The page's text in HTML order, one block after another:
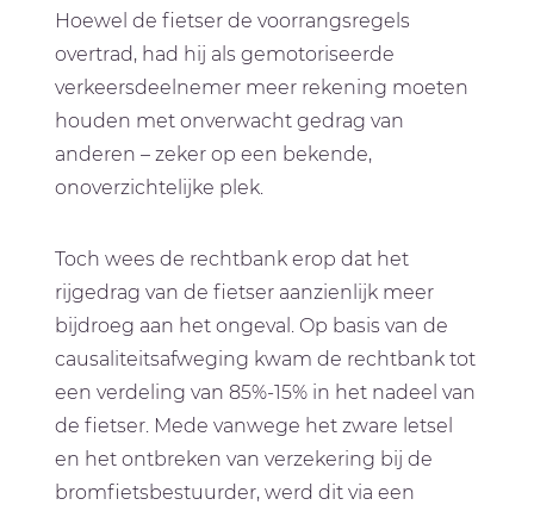
Hoewel de fietser de voorrangsregels
overtrad, had hij als gemotoriseerde
verkeersdeelnemer meer rekening moeten
houden met onverwacht gedrag van
anderen – zeker op een bekende,
onoverzichtelijke plek.
Toch wees de rechtbank erop dat het
rijgedrag van de fietser aanzienlijk meer
bijdroeg aan het ongeval. Op basis van de
causaliteitsafweging kwam de rechtbank tot
een verdeling van 85%-15% in het nadeel van
de fietser. Mede vanwege het zware letsel
en het ontbreken van verzekering bij de
bromfietsbestuurder, werd dit via een